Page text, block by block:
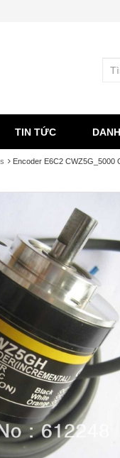
TIN TỨC
Encoder E6C2 CWZ5G_5000